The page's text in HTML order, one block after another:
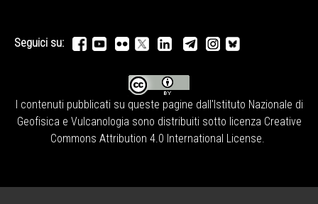
Seguici su:
I contenuti pubblicati su queste pagine dall' Istituto Nazionale di
Geofisica e Vulcanologia sono distribuiti sotto licenza Creative
Commons Attribution 4.0 International License.